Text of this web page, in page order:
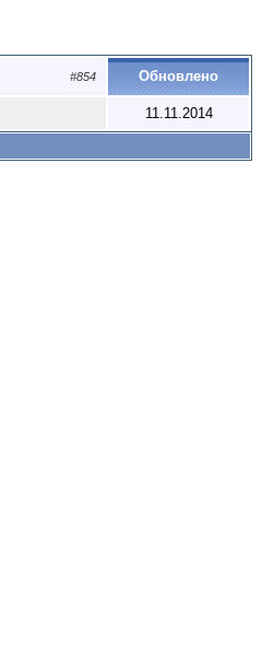
#854 Обновлено
11.11.2014